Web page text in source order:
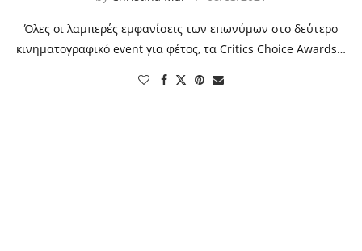
Όλες οι λαμπερές εμφανίσεις των επωνύμων στο δεύτερο
κινηματογραφικό event για φέτος, τα Critics Choice Awards…